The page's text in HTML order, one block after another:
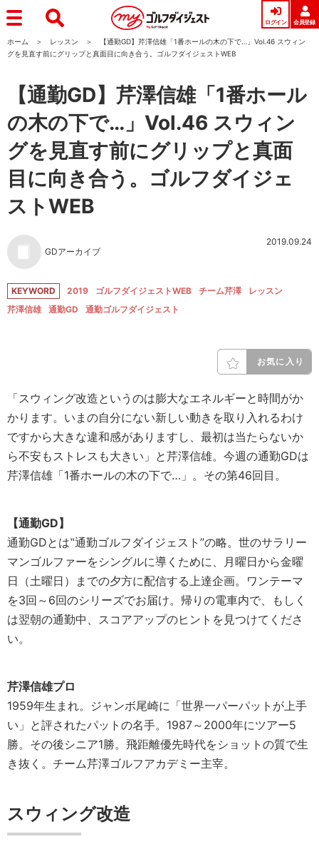
ログイン 会員登録
ホーム レッスン
【通勤GD】芹澤信雄「1番ホールの木の下で…」Vol.46 スウィン
グを見直す前にグリップと真面目に向き合う。ゴルフダイジェストWEB
【通勤GD】芹澤信雄「1番ホール
の木の下で…」Vol.46 スウィン
グを見直す前にグリップと真面
目に向き合う。ゴルフダイジェ
ストWEB
GDアーカイブ
2019.09.24
KEYWORD 2019 ゴルフダイジェストWEB チーム芹澤
レッスン
芹澤信雄
通勤GD 通勤ゴルフダイジェスト
お気に入り
「スウィング改造というのは膨大なエネルギーと時間がか
かります。いまの自分にない新しい動きを取り入れるわけ
ですから大きな違和感がありますし、最初は当たらないか
ら不安もストレスも大きい」と芹澤信雄。今週の通勤GDは
芹澤信雄「1番ホールの木の下で…」。その第46回目。
【通勤GD】
通勤GDとは‟通勤ゴルフダイジェスト”の略。世のサラリー
マンゴルファーをシングルに導くために、月曜日から金曜
日（土曜日）までの夕方に配信する上達企画。ワンテーマ
を3回～6回のシリーズでお届け。帰りの電車内で、もしく
は翌朝の通勤中、スコアアップのヒントを見つけてくださ
い。
芹澤信雄プロ
1959年生まれ。ジャンボ尾崎に「世界一パーパットが上手
い」と評されたパットの名手。1987～2000年にツアー5
勝。その後シニア1勝。飛距離優先時代をショットの質で生
き抜く。チーム芹澤ゴルフアカデミー主宰。
スウィング改造